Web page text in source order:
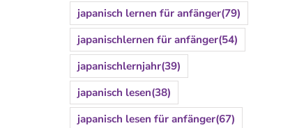
japanisch lernen für anfänger(79)
japanischlernen für anfänger(54)
japanischlernjahr(39)
japanisch lesen(38)
japanisch lesen für anfänger(67)